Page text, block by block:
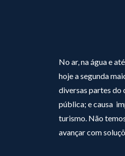
No ar, na água e
hoje a segunda
diversas partes do
pública; e causa
turismo. Não
avançar com